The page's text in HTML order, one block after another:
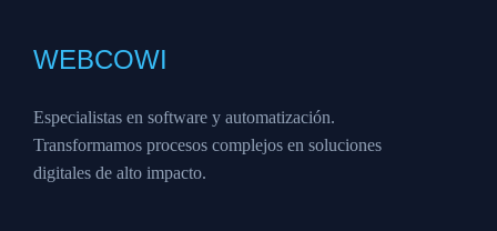
WEBCOWI
Especialistas en software y automatización.
Transformamos procesos complejos en soluciones
digitales de alto impacto.